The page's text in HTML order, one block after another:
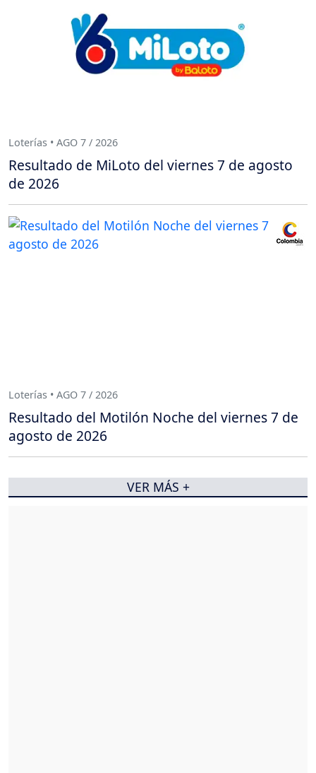
Loterías • AGO 7 / 2026
Resultado de MiLoto del viernes 7 de agosto
de 2026
Loterías • AGO 7 / 2026
Resultado del Motilón Noche del viernes 7 de
agosto de 2026
VER MÁS +